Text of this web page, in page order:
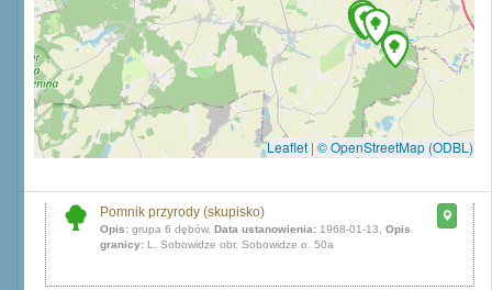
Leaflet | © OpenStreetMap (ODBL)
Pomnik przyrody (skupisko)
Opis: grupa 6 dębów, Data ustanowienia: 1968-01-13, Opis
granicy: L. Sobowidze obr. Sobowidze o. 50a